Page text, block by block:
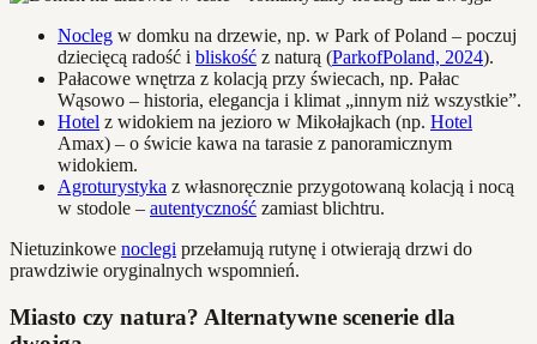
Nocleg w domku na drzewie, np. w Park of Poland – poczuj
dziecięcą radość i bliskość z naturą (ParkofPoland, 2024).
Pałacowe wnętrza z kolacją przy świecach, np. Pałac
Wąsowo – historia, elegancja i klimat „innym niż wszystkie”.
Hotel z widokiem na jezioro w Mikołajkach (np. Hotel
Amax) – o świcie kawa na tarasie z panoramicznym
widokiem.
Agroturystyka z własnoręcznie przygotowaną kolacją i nocą
w stodole – autentyczność zamiast blichtru.
Nietuzinkowe noclegi przełamują rutynę i otwierają drzwi do
prawdziwie oryginalnych wspomnień.
Miasto czy natura? Alternatywne scenerie dla